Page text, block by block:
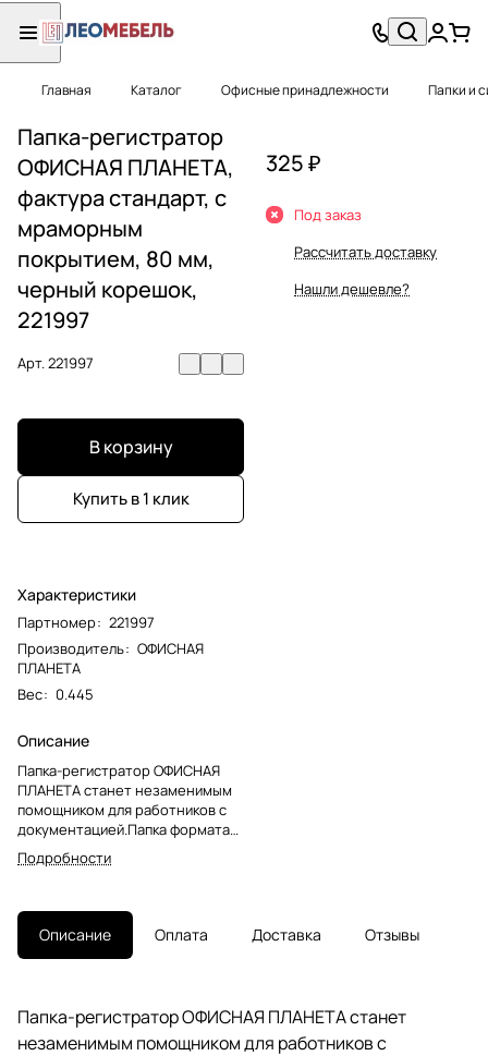
Главная Каталог Офисные принадлежности Папки и
Папка-регистратор
ОФИСНАЯ ПЛАНЕТА,
фактура стандарт, с
мраморным
покрытием, 80 мм,
черный корешок,
221997
Арт.221997
В корзину
Купить в 1 клик
Характеристики
Партномер: 221997
Производитель: ОФИСНАЯ
ПЛАНЕТА
Вес: 0.445
Описание
Папка-регистратор ОФИСНАЯ
ПЛАНЕТА станет незаменимым
помощником для работников с
документацией.Папка формата
А4 с вертикальной ориентацией
изготовлена из
износоустойчивого картона с
покрытием под "мрамор".
Ширина корешка в 80 мм
внешней крышке позволяют
оставаться папке закрытой даже
при большом количестве бумаг,
Подробности
325 ₽
Под заказ
Рассчитать доставку
Нашли дешевле?
Описание Оплата Доставка Отзывы
Папка-регистратор ОФИСНАЯ ПЛАНЕТА станет
незаменимым помощником для работников с